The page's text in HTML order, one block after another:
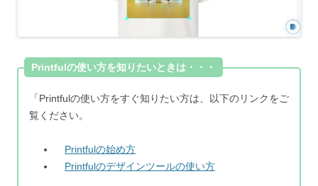
Printfulの使い方を知りたいときは・・・
「Printfulの使い方をすぐ知りたい方は、以下のリンクをご
覧ください。
Printfulの始め方
Printfulのデザインツールの使い方